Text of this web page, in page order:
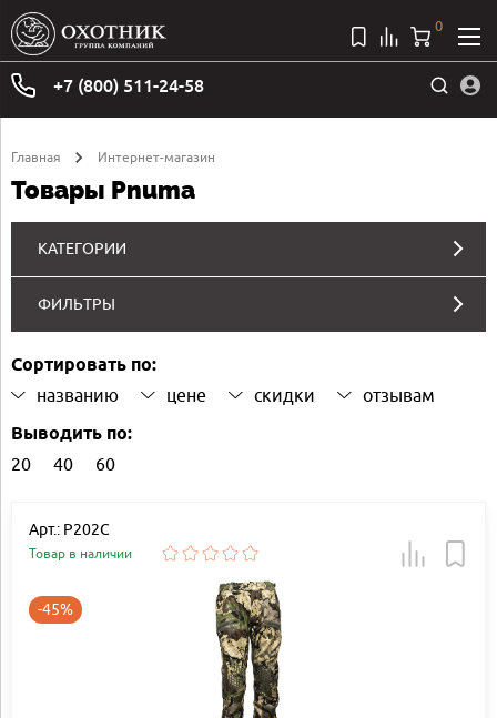
+7 (800) 511-24-58
0
Главная Интернет-магазин
Товары Pnuma
КАТЕГОРИИ
ФИЛЬТРЫ
Сортировать по:
названию цене скидки отзывам
Выводить по:
20 40 60
Арт.: P202C
Товар в наличии
-45%